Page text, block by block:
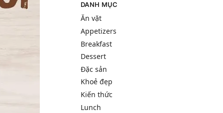
DANH MỤC
Ăn vặt
Appetizers
Breakfast
Dessert
Đặc sản
Khoẻ đẹp
Kiến thức
Lunch